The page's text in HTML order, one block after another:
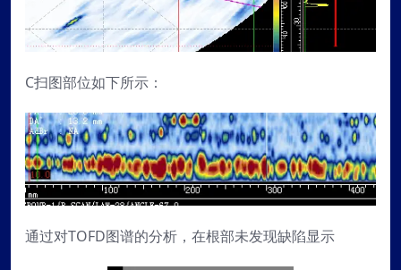
C扫图部位如下所示：
通过对TOFD图谱的分析，在根部未发现缺陷显示